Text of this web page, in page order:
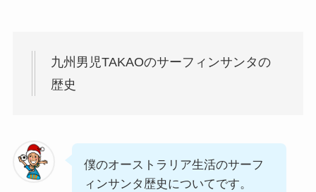
九州男児TAKAOのサーフィンサンタの
歴史
僕のオーストラリア生活のサーフ
ィンサンタ歴史についてです。